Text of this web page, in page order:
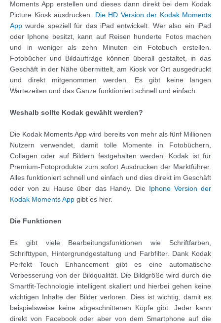
Moments App erstellen und dieses dann direkt bei dem Kodak
Picture Kiosk ausdrucken. Die HD Version der Kodak Moments
App wurde speziell für das iPad entwickelt. Wer also ein iPad
oder Iphone besitzt, kann auf Reisen hunderte Fotos machen
und in weniger als zehn Minuten ein Fotobuch erstellen.
Fotobücher und Bildaufträge können überall gestaltet, in das
Geschäft in der Nähe übermittelt, am Kiosk vor Ort ausgedruckt
und direkt mitgenommen werden. Es gibt keine langen
Wartezeiten und das Ganze funktioniert schnell und einfach.
Weshalb sollte Kodak gewählt werden?
Die Kodak Moments App wird bereits von mehr als fünf Millionen
Nutzern verwendet, damit tolle Momente in Fotobüchern,
Collagen oder auf Bildern festgehalten werden. Kodak ist für
Premium-Fotoprodukte zum sofort Ausdrucken der Marktführer.
Alles funktioniert schnell und einfach und dies direkt im Geschäft
oder von zu Hause über das Handy. Die
Iphone Version der
Kodak Moments App gibt es hier.
Die Funktionen
Es gibt viele Bearbeitungsfunktionen wie Schriftfarben,
Schrifttypen, Hintergrundgestaltung und Farbfilter. Dank Kodak
Perfekt Touch Enhancement gibt es eine automatische
Verbesserung von der Bildqualität. Die Bildgröße wird durch die
Smartfit-Technologie intelligent skaliert und hierbei gehen keine
wichtigen Inhalte der Bilder verloren. Dies ist wichtig, damit es
beispielsweise keine abgeschnittenen Köpfe gibt. Jeder kann
direkt von Facebook oder aber von dem Smartphone auf die